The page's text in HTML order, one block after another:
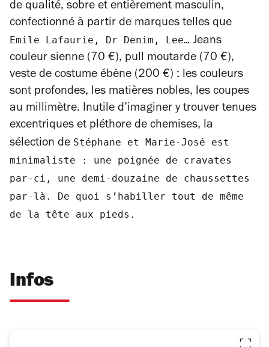
de qualité, sobre et entièrement masculin,
confectionné à partir de marques telles que
Emile Lafaurie, Dr Denim, Lee… Jeans
couleur sienne (70 €), pull moutarde (70 €),
veste de costume ébène (200 €) : les couleurs
sont profondes, les matières nobles, les coupes
au millimètre. Inutile d’imaginer y trouver tenues
excentriques et pléthore de chemises, la
sélection de Stéphane et Marie-José est
minimaliste : une poignée de cravates
par-ci, une demi-douzaine de chaussettes
par-là. De quoi s’habiller tout de même
de la tête aux pieds.
Infos